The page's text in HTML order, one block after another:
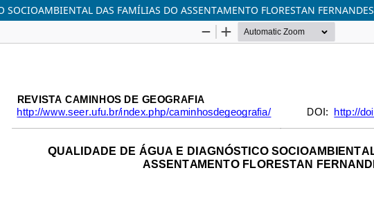
DAS FAMÍLIAS DO ASSENTAMENTO FLORESTAN FERNANDES